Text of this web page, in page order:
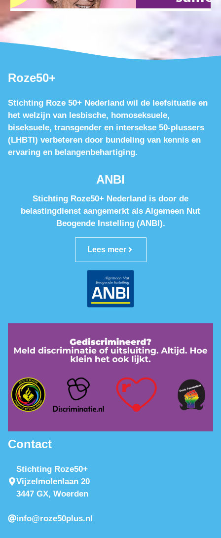
Roze50+
Stichting Roze 50+ Nederland wil de leefsituatie en
het welzijn van lesbische, homoseksuele,
biseksuele, transgender en intersekse 50-plussers
(LHBTI) verbeteren door bundeling van kennis en
ervaring en belangenbehartiging.
ANBI
Stichting Roze50+ Nederland is door de
belastingdienst aangemerkt als Algemeen Nut
Beogende Instelling (ANBI).
Lees meer
Contact
Stichting Roze50+
Vijzelmolenlaan 20
3447 GX, Woerden
info@roze50plus.nl